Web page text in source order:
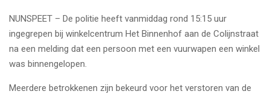
NUNSPEET – De politie heeft vanmiddag rond 15:15 uur
ingegrepen bij winkelcentrum Het Binnenhof aan de Colijnstraat
na een melding dat een persoon met een vuurwapen een winkel
was binnengelopen.
Meerdere betrokkenen zijn bekeurd voor het verstoren van de